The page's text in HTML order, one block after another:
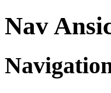
Nav